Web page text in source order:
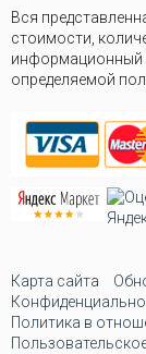
Вся
стоимости,
информационный
определяемой
Карта сайта
Политика в